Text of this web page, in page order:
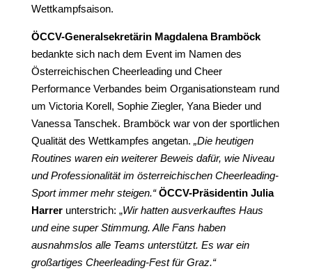
Wettkampfsaison.
ÖCCV-Generalsekretärin Magdalena Bramböck
bedankte sich nach dem Event im Namen des
Österreichischen Cheerleading und Cheer
Performance Verbandes beim Organisationsteam rund
um Victoria Korell, Sophie Ziegler, Yana Bieder und
Vanessa Tanschek. Bramböck war von der sportlichen
Qualität des Wettkampfes angetan. „Die heutigen
Routines waren ein weiterer Beweis dafür, wie Niveau
und Professionalität im österreichischen Cheerleading-
Sport immer mehr steigen.“ ÖCCV-Präsidentin Julia
Harrerunterstrich: „Wir hatten ausverkauftes Haus
und eine super Stimmung. Alle Fans haben
ausnahmslos alle Teams unterstützt. Es war ein
großartiges Cheerleading-Fest für Graz.“